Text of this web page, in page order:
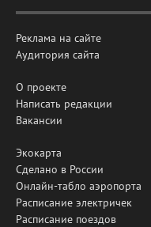
Реклама на сайте
Аудитория сайта
О проекте
Написать редакции
Вакансии
Экокарта
Сделано в России
Онлайн-табло аэропорта
Расписание электричек
Расписание поездов